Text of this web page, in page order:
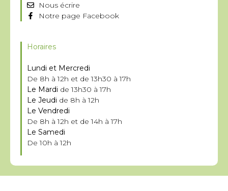
Nous écrire
Notre page Facebook
Horaires
Lundi et Mercredi
De 8h à 12h et de 13h30 à 17h
Le Mardi de 13h30 à 17h
Le Jeudi de 8h à 12h
Le Vendredi
De 8h à 12h et de 14h à 17h
Le Samedi
De 10h à 12h